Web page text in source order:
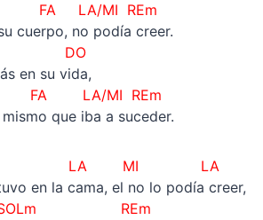
LA/MI REm
cuerpo, no podía creer.
DO
en su vida,
LA/MI REm
que iba a suceder.
LA MI LA
en la cama, el no lo podía creer,
REm